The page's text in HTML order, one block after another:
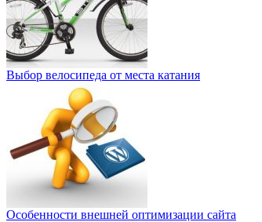
Выбор велосипеда от места катания
Особенности внешней оптимизации сайта